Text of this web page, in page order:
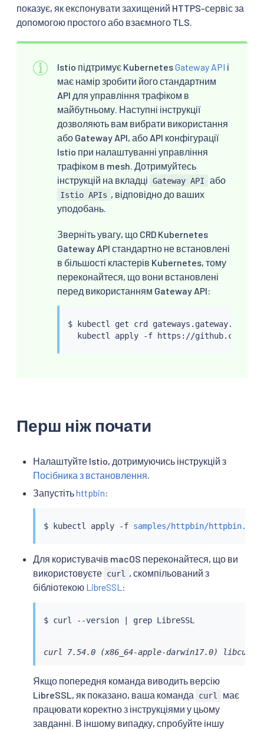
показує, як експонувати захищений HTTPS-сервіс за
допомогою простого або взаємного TLS.
Istio підтримує KubernetesGateway API і
має намір зробити його стандартним
API для управління трафіком в
майбутньому. Наступні інструкції
дозволяють вам вибрати використання
або Gateway API, або API конфігурації
Istio при налаштуванні управління
трафіком в mesh. Дотримуйтесь
інструкцій на вкладці Gateway API або
Istio APIs , відповідно до ваших
уподобань.
Зверніть увагу, що CRD Kubernetes
Gateway API стандартно не встановлені
в більшості кластерів Kubernetes, тому
переконайтеся, що вони встановлені
перед використанням Gateway API:
$ kubectl
get crd
kubectl
Перш ніж почати
Налаштуйте Istio, дотримуючись інструкцій з
Посібника з встановлення
Запустітьhttpbin:
$ kubectl apply -f samples/httpbin/
Для користувачів macOS переконайтеся, що ви
використовуєте curl
, скомпільований з
бібліотекою LibreSSL :
$ curl --version grep
curl 7.54.0 (x86_64-apple-darwin17.0)
Якщо попередня команда виводить версію
LibreSSL, як показано, ваша команда
curl
має
працювати коректно з інструкціями у цьому
завданні. В іншому випадку, спробуйте іншу